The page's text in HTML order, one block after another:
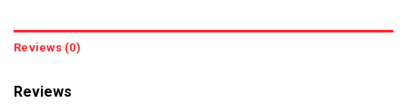
Reviews (0)
Reviews